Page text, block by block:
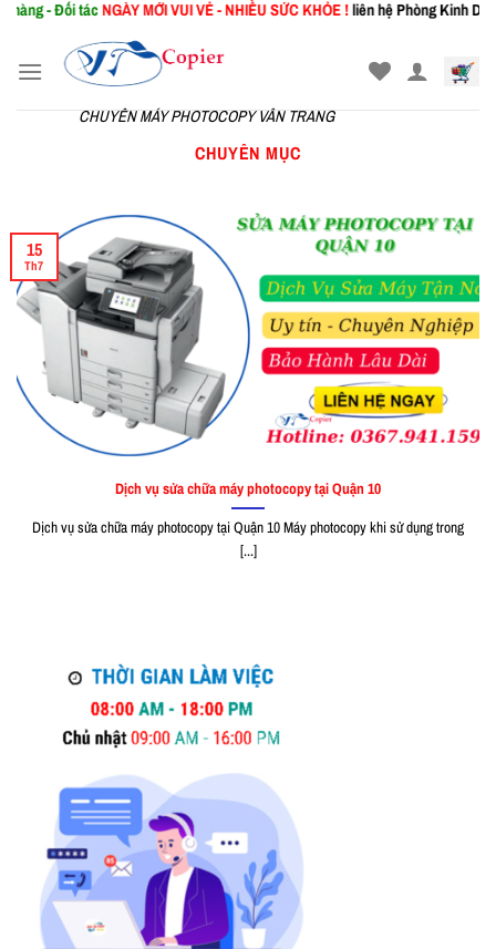
Skip
content
- Đối tácNGÀY MỚIVUI VẺ - NHIỀU SỨC KHỎE !liên hệ Phòng Kinh Doanh:
CHUYÊN MÁY PHOTOCOPY VÂN TRANG
CHUYÊN MỤC
Dịch vụ sửa chữa máy photocopy tại Quận 10
Dịch vụ sửa chữa máy photocopy tại Quận 10 Máy photocopy khi sử dụng trong
[...]
15
Th7